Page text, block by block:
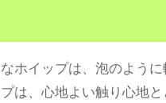
ホイップは、泡のよう
、心地よい触り心地と